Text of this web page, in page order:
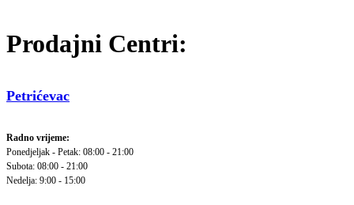
Prodajni Centri:
Petrićevac
Radno vrijeme:
Ponedjeljak - Petak: 08:00 - 21:00
Subota: 08:00 - 21:00
Nedelja: 9:00 - 15:00